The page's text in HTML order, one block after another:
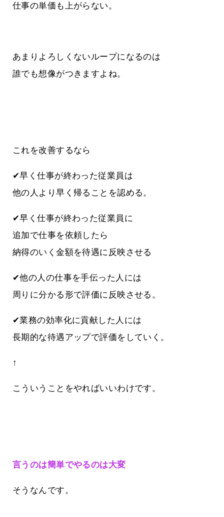
仕事の単価も上がらない。
あまりよろしくないループになるのは
誰でも想像がつきますよね。
これを改善するなら
✔早く仕事が終わった従業員は
他の人より早く帰ることを認める。
✔早く仕事が終わった従業員に
追加で仕事を依頼したら
納得のいく金額を待遇に反映させる
✔他の人の仕事を手伝った人には
周りに分かる形で評価に反映させる。
✔業務の効率化に貢献した人には
長期的な待遇アップで評価をしていく。
↑
こういうことをやればいいわけです。
言うのは簡単でやるのは大変
そうなんです。